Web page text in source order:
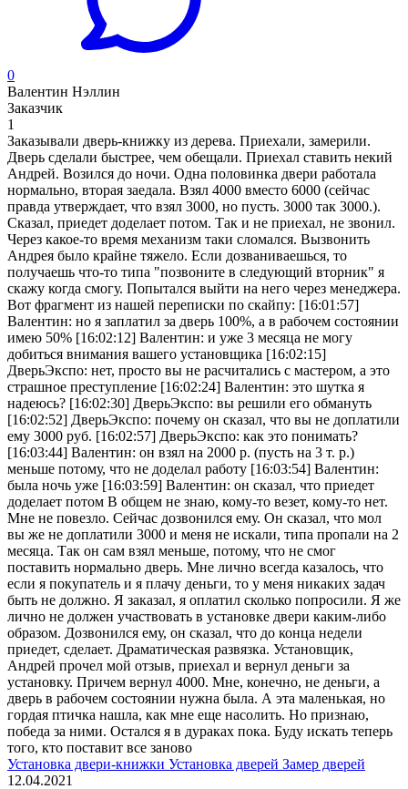
0
Валентин Нэллин
Заказчик
1
Заказывали дверь-книжку из дерева. Приехали, замерили.
Дверь сделали быстрее, чем обещали. Приехал ставить некий
Андрей. Возился до ночи. Одна половинка двери работала
нормально, вторая заедала. Взял 4000 вместо 6000 (сейчас
правда утверждает, что взял 3000, но пусть. 3000 так 3000.).
Сказал, приедет доделает потом. Так и не приехал, не звонил.
Через какое-то время механизм таки сломался. Вызвонить
Андрея было крайне тяжело. Если дозваниваешься, то
получаешь что-то типа "позвоните в следующий вторник" я
скажу когда смогу. Попытался выйти на него через менеджера.
Вот фрагмент из нашей переписки по скайпу: [16:01:57]
Валентин: но я заплатил за дверь 100%, а в рабочем состоянии
имею 50% [16:02:12] Валентин: и уже 3 месяца не могу
добиться внимания вашего установщика [16:02:15]
ДверьЭкспо: нет, просто вы не расчитались с мастером, а это
страшное преступление [16:02:24] Валентин: это шутка я
надеюсь? [16:02:30] ДверьЭкспо: вы решили его обмануть
[16:02:52] ДверьЭкспо: почему он сказал, что вы не доплатили
ему 3000 руб. [16:02:57] ДверьЭкспо: как это понимать?
[16:03:44] Валентин: он взял на 2000 р. (пусть на 3 т. р.)
меньше потому, что не доделал работу [16:03:54] Валентин:
была ночь уже [16:03:59] Валентин: он сказал, что приедет
доделает потом В общем не знаю, кому-то везет, кому-то нет.
Мне не повезло. Сейчас дозвонился ему. Он сказал, что мол
вы же не доплатили 3000 и меня не искали, типа пропали на 2
месяца. Так он сам взял меньше, потому, что не смог
поставить нормально дверь. Мне лично всегда казалось, что
если я покупатель и я плачу деньги, то у меня никаких задач
быть не должно. Я заказал, я оплатил сколько попросили. Я же
лично не должен участвовать в установке двери каким-либо
образом. Дозвонился ему, он сказал, что до конца недели
приедет, сделает. Драматическая развязка. Установщик,
Андрей прочел мой отзыв, приехал и вернул деньги за
установку. Причем вернул 4000. Мне, конечно, не деньги, а
дверь в рабочем состоянии нужна была. А эта маленькая, но
гордая птичка нашла, как мне еще насолить. Но признаю,
победа за ними. Остался я в дураках пока. Буду искать теперь
того, кто поставит все заново
Установка двери-книжки Установка дверей Замер дверей
12.04.2021